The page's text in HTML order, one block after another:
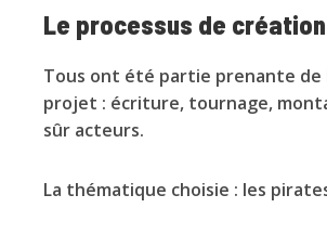
Le processus de création
Tous ont été partie prenante
projet : écriture, tournage,
sûr acteurs.
La thématique choisie : les